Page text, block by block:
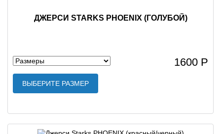
ДЖЕРСИ STARKS PHOENIX (ГОЛУБОЙ)
1600 Р
ВЫБЕРИТЕ РАЗМЕР